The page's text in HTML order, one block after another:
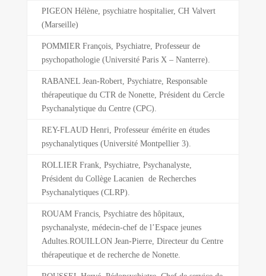
PIGEON Hélène, psychiatre hospitalier, CH Valvert
(Marseille)
POMMIER François, Psychiatre, Professeur de
psychopathologie (Université Paris X – Nanterre).
RABANEL Jean-Robert, Psychiatre, Responsable
thérapeutique du CTR de Nonette, Président du Cercle
Psychanalytique du Centre (CPC).
REY-FLAUD Henri, Professeur émérite en études
psychanalytiques (Université Montpellier 3).
ROLLIER Frank, Psychiatre, Psychanalyste,
Président du Collège Lacanien de Recherches
Psychanalytiques (CLRP).
ROUAM Francis, Psychiatre des hôpitaux,
psychanalyste, médecin-chef de l’Espace jeunes
Adultes.ROUILLON Jean-Pierre, Directeur du Centre
thérapeutique et de recherche de Nonette.